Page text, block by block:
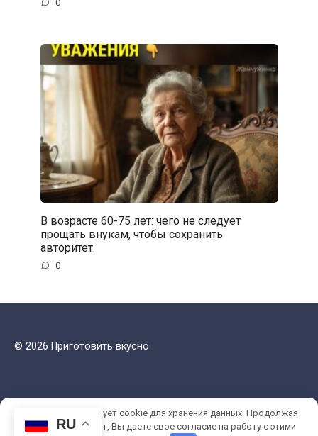
0
В возрасте 60-75 лет: чего не следует
прощать внукам, чтобы сохранить
авторитет.
0
© 2026 Приготовить вкусно
RU
Этот сайт использует cookie для хранения данных. Продолжая
использовать сайт, Вы даете свое согласие на работу с этими